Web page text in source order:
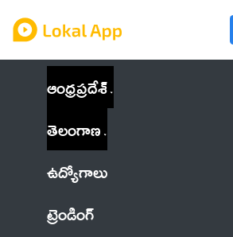
ఆంధ్రప్రదేశ్
తెలంగాణ
ఉద్యోగాలు
ట్రెండింగ్